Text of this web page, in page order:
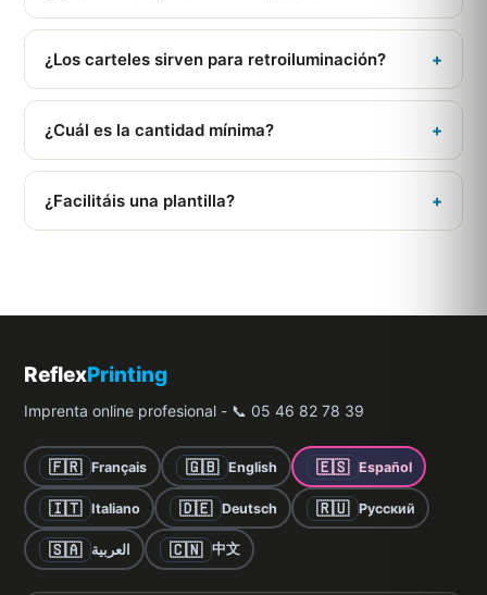
El estándar es 120x176 cm; te facilitamos una plantilla
para preparar tu archivo de impresión.
¿Los carteles sirven para retroiluminación? +
Sí, el papel elegido es válido tanto para cartelería
clásica como retroiluminada.
¿Cuál es la cantidad mínima? +
A partir de 50 unidades, con precio por volumen.
¿Facilitáis una plantilla? +
ReflexPrinting
Imprenta online profesional - 📞 05 46 82 78 39
🇫🇷 Français 🇬🇧 English 🇪🇸 Español
🇮🇹 Italiano 🇩🇪 Deutsch 🇷🇺 Русский
🇸🇦 العربية 🇨🇳 中文